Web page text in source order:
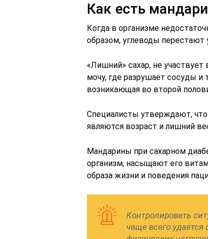
Как есть
Когда в организме
образом, углеводы перестают
«Лишний» сахар, не
мочу, где разрушает сосуды и
возникающая во второй
Специалисты утверждают,
являются возраст и лишний
Мандарины при сахарном
организм, насыщают его
образа жизни и поведения
Контролировать
чаще всего